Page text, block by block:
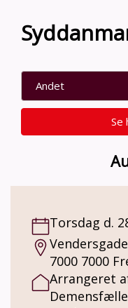
Andet
Se
Torsdag d.
7000 7000
Arrangeret